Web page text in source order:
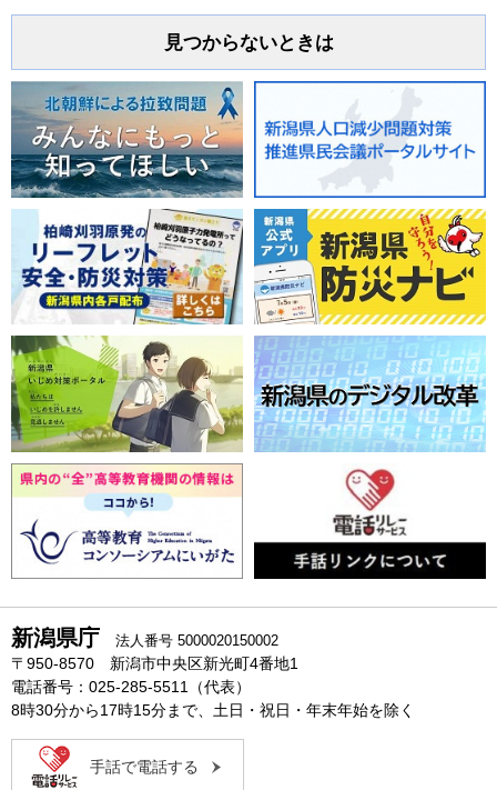
見つからないときは
新潟県庁 法人番号 5000020150002
〒950-8570 新潟市中央区新光町4番地1
電話番号：025-285-5511（代表）
8時30分から17時15分まで、土日・祝日・年末年始を除く
手話で電話する